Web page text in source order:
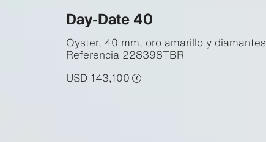
Day-Date 40
Oyster, 40 mm, oro amarillo y diamantes
Referencia 228398TBR
USD 143,100